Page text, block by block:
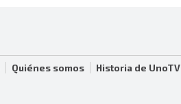
Quiénes somos Historia de UnoTV